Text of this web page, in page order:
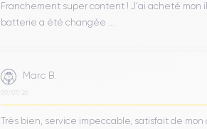
Franchement super content ! J'ai acheté mon
batterie a été changée ...
Marc B.
09/07/26
Très bien, service impeccable, satisfait de